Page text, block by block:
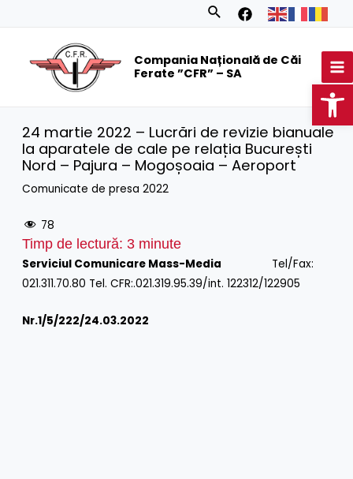
Search
Compania Națională de Căi
Ferate ”CFR” – SA
24 martie 2022 – Lucrări de revizie bianuale
la aparatele de cale pe relația București
Nord – Pajura – Mogoșoaia – Aeroport
Comunicate de presa 2022
78
Timp de lectură: 3 minute
Serviciul Comunicare Mass-Media Tel/Fax:
021.311.70.80 Tel. CFR:.021.319.95.39/int. 122312/122905
Nr.1/5/222/24.03.2022